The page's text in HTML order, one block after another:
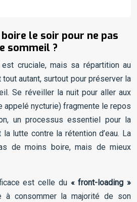
le soir pour ne pas
sommeil ?
est cruciale, mais sa répartition au
tout autant, surtout pour préserver la
Se réveiller la nuit pour aller aux
appelé nycturie) fragmente le repos
un processus essentiel pour la
lutte contre la rétention d’eau. La
de moins boire, mais de mieux
est celle du « front-loading »
à consommer la majorité de son